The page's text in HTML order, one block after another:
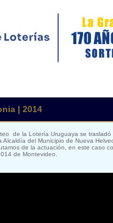
| 2014
de la Lotería Uruguaya se
del Municipio de Nueva
de la actuación, en este caso
de Montevideo.